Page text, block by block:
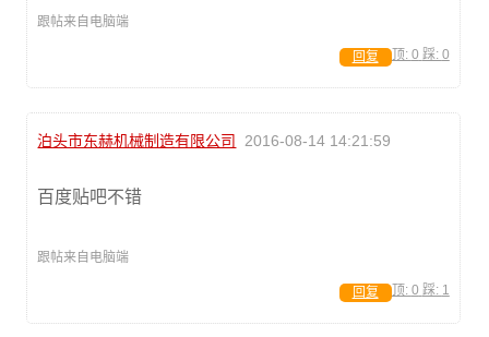
跟帖来自电脑端
顶: 0 踩: 0
回复
泊头市东赫机械制造有限公司 2016-08-14 14:21:59
百度贴吧不错
跟帖来自电脑端
顶: 0 踩: 1
回复